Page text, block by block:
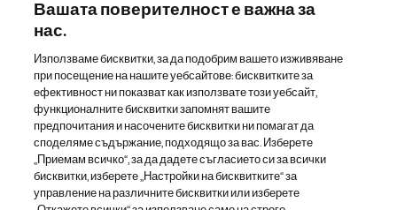
Други сайтове на Новартис
Footer Site Search
Вашата поверителност е важна за
нас.
Използваме бисквитки, за да подобрим вашето изживяване
при посещение на нашите уебсайтове: бисквитките за
ефективност ни показват как използвате този уебсайт,
функционалните бисквитки запомнят вашите
предпочитания и насочените бисквитки ни помагат да
споделяме съдържание, подходящо за вас. Изберете
„Приемам всичко“, за да дадете съгласието си за всички
бисквитки, изберете „Настройки на бисквитките“ за
управление на различните бисквитки или изберете